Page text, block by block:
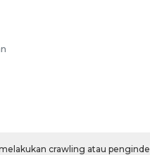
crawling atau